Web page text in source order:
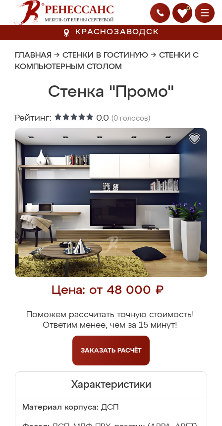
0
КРАСНОЗАВОДСК
ГЛАВНАЯ → СТЕНКИ В ГОСТИНУЮ → СТЕНКИ С
КОМПЬЮТЕРНЫМ СТОЛОМ
Стенка "Промо"
Рейтинг: 0.0 (0 голосов)
Цена: от 48 000 ₽
Поможем рассчитать точную стоимость!
Ответим менее, чем за 15 минут!
ЗАКАЗАТЬ РАСЧЁТ
Характеристики
Материал корпуса: ДСП